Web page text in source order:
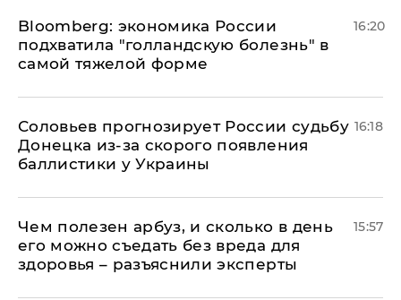
Bloomberg: экономика России
подхватила "голландскую болезнь" в
самой тяжелой форме
16:20
Соловьев прогнозирует России судьбу
Донецка из-за скорого появления
баллистики у Украины
16:18
Чем полезен арбуз, и сколько в день
его можно съедать без вреда для
здоровья – разъяснили эксперты
15:57